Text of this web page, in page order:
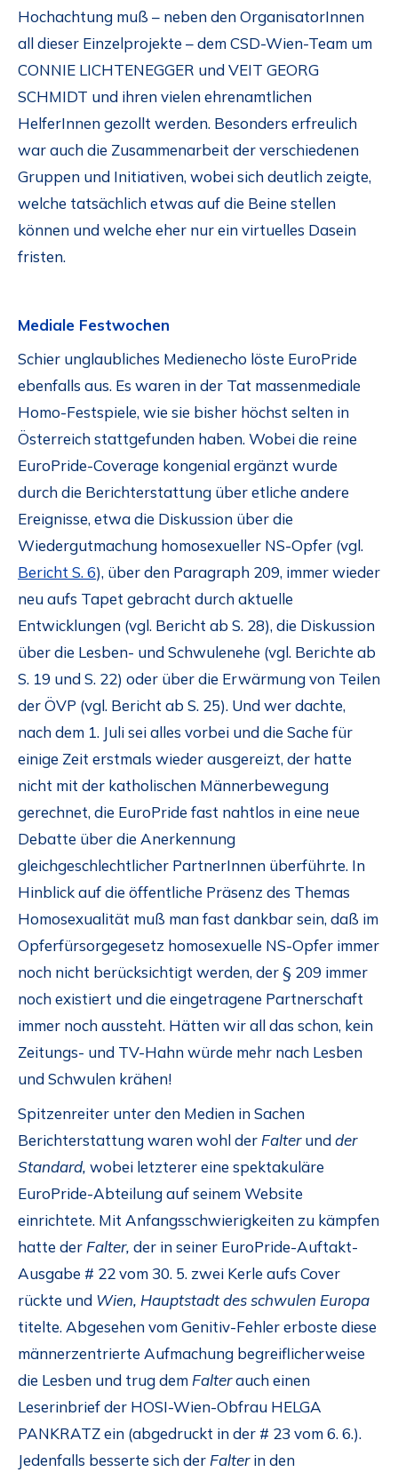
Hochachtung muß – neben den OrganisatorInnen
all dieser Einzelprojekte – dem CSD-Wien-Team um
CONNIE LICHTENEGGER und VEIT GEORG
SCHMIDT und ihren vielen ehrenamtlichen
HelferInnen gezollt werden. Besonders erfreulich
war auch die Zusammenarbeit der verschiedenen
Gruppen und Initiativen, wobei sich deutlich zeigte,
welche tatsächlich etwas auf die Beine stellen
können und welche eher nur ein virtuelles Dasein
fristen.
Mediale Festwochen
Schier unglaubliches Medienecho löste EuroPride
ebenfalls aus. Es waren in der Tat massenmediale
Homo-Festspiele, wie sie bisher höchst selten in
Österreich stattgefunden haben. Wobei die reine
EuroPride-Coverage kongenial ergänzt wurde
durch die Berichterstattung über etliche andere
Ereignisse, etwa die Diskussion über die
Wiedergutmachung homosexueller NS-Opfer (vgl.
Bericht S. 6), über den Paragraph 209, immer wieder
neu aufs Tapet gebracht durch aktuelle
Entwicklungen (vgl. Bericht ab S. 28), die Diskussion
über die Lesben- und Schwulenehe (vgl. Berichte ab
S. 19 und S. 22) oder über die Erwärmung von Teilen
der ÖVP (vgl. Bericht ab S. 25). Und wer dachte,
nach dem 1. Juli sei alles vorbei und die Sache für
einige Zeit erstmals wieder ausgereizt, der hatte
nicht mit der katholischen Männerbewegung
gerechnet, die EuroPride fast nahtlos in eine neue
Debatte über die Anerkennung
gleichgeschlechtlicher PartnerInnen überführte. In
Hinblick auf die öffentliche Präsenz des Themas
Homosexualität muß man fast dankbar sein, daß im
Opferfürsorgegesetz homosexuelle NS-Opfer immer
noch nicht berücksichtigt werden, der § 209 immer
noch existiert und die eingetragene Partnerschaft
immer noch aussteht. Hätten wir all das schon, kein
Zeitungs- und TV-Hahn würde mehr nach Lesben
und Schwulen krähen!
Spitzenreiter unter den Medien in Sachen
Berichterstattung waren wohl der Falterundder
Standard, wobei letzterer eine spektakuläre
EuroPride-Abteilung auf seinem Website
einrichtete. Mit Anfangsschwierigkeiten zu kämpfen
hatte der Falter, der in seiner EuroPride-Auftakt-
Ausgabe # 22 vom 30. 5. zwei Kerle aufs Cover
rückte und Wien, Hauptstadt des schwulen Europa
titelte. Abgesehen vom Genitiv-Fehler erboste diese
männerzentrierte Aufmachung begreiflicherweise
die Lesben und trug dem Falterauch einen
Leserinbrief der HOSI-Wien-Obfrau HELGA
PANKRATZ ein (abgedruckt in der # 23 vom 6. 6.).
Jedenfalls besserte sich der Falterin den